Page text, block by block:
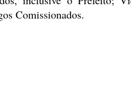
Comissionados.